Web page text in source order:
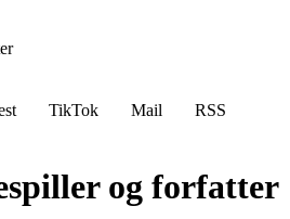
TikTok Mail
RSS
og forfatter